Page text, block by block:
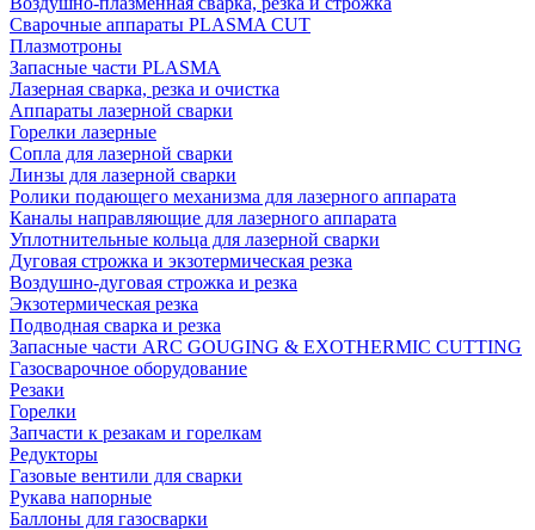
Сварочные аппараты PLASMA CUT
Плазмотроны
Запасные части PLASMA
Лазерная сварка, резка и очистка
Аппараты лазерной сварки
Горелки лазерные
Сопла для лазерной сварки
Линзы для лазерной сварки
Ролики подающего механизма для лазерного аппарата
Каналы направляющие для лазерного аппарата
Уплотнительные кольца для лазерной сварки
Дуговая строжка и экзотермическая резка
Воздушно-дуговая строжка и резка
Экзотермическая резка
Подводная сварка и резка
Запасные части ARC GOUGING & EXOTHERMIC CUTTING
Газосварочное оборудование
Резаки
Горелки
Запчасти к резакам и горелкам
Редукторы
Газовые вентили для сварки
Рукава напорные
Баллоны для газосварки